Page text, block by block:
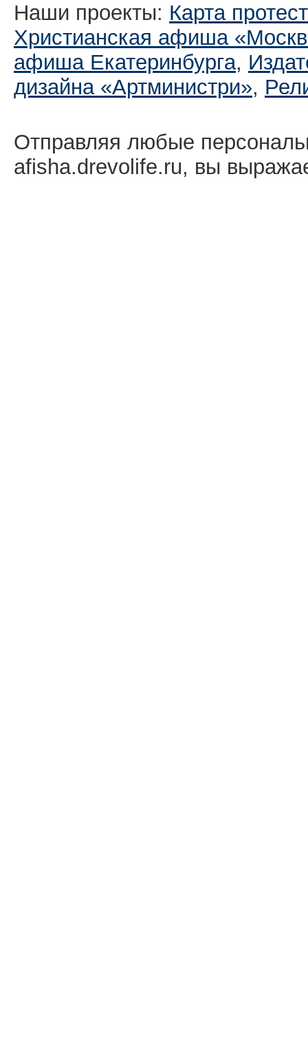
Наши проекты: Карта
Христианская афиша
афиша Екатеринбургa,
дизайна «Артминистри»,
Отправляя любые
afisha.drevolife.ru, вы